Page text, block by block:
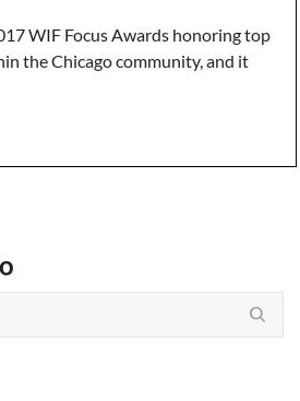
WIF Focus Awards honoring top
the Chicago community, and it